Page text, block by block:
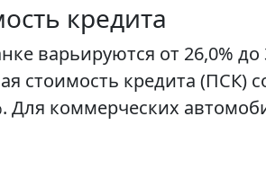
кредита
варьируются от 26,0%
стоимость кредита (ПСК)
Для коммерческих